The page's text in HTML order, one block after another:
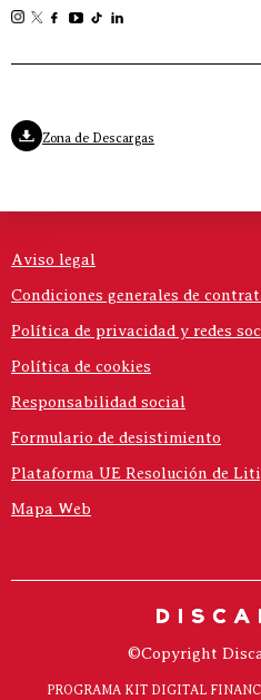
Zona de Descargas
Aviso legal
Condiciones generales de
Política de privacidad y redes
Política de cookies
Responsabilidad social
Formulario de desistimiento
Plataforma UE Resolución de
Mapa Web
©Copyright
PROGRAMA KIT DIGITAL